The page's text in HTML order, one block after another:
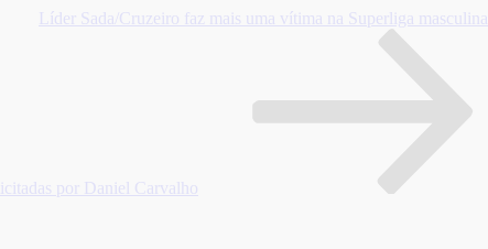
Líder Sada/Cruzeiro faz mais uma vítima na Superliga masculina
por Daniel Carvalho